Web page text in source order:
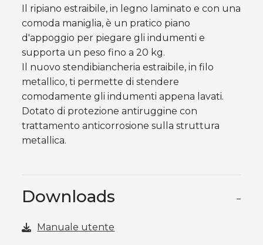
Il ripiano estraibile, in legno laminato e con una
comoda maniglia, è un pratico piano
d'appoggio per piegare gli indumenti e
supporta un peso fino a 20 kg.
Il nuovo stendibiancheria estraibile, in filo
metallico, ti permette di stendere
comodamente gli indumenti appena lavati.
Dotato di protezione antiruggine con
trattamento anticorrosione sulla struttura
metallica.
Downloads −
Manuale utente